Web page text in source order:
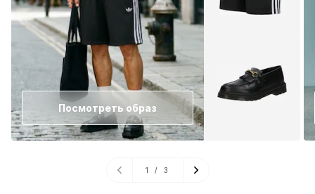
Посмотреть образ
1 / 3